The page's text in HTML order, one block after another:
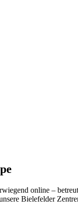
online –
Bielefelder